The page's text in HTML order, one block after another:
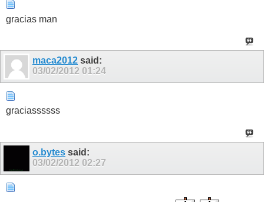
gracias man
maca2012 said:
03/02/2012 01:24
graciassssss
o.bytes said:
03/02/2012 02:27